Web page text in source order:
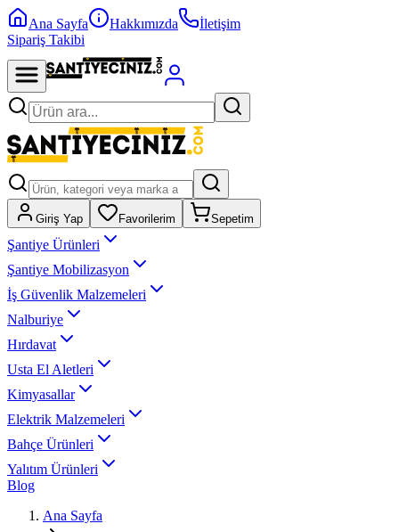
Ana Sayfa Hakkımızda
İletişim
Sipariş Takibi
Giriş Yap Favorilerim Sepetim
Şantiye Ürünleri
Şantiye Mobilizasyon
İş Güvenlik Malzemeleri
Nalburiye
Hırdavat
Usta El Aletleri
Kimyasallar
Elektrik Malzemeleri
Bahçe Ürünleri
Yalıtım Ürünleri
Blog
Ana Sayfa